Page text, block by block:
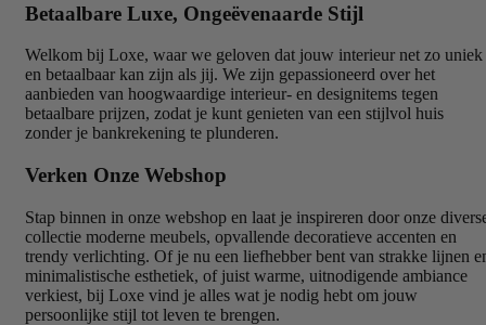
Betaalbare Luxe, Ongeëvenaarde Stijl
Welkom bij Loxe, waar we geloven dat jouw interieur net zo uniek
en betaalbaar kan zijn als jij. We zijn gepassioneerd over het
aanbieden van hoogwaardige interieur- en designitems tegen
betaalbare prijzen, zodat je kunt genieten van een stijlvol huis
zonder je bankrekening te plunderen.
Verken Onze Webshop
Stap binnen in onze webshop en laat je inspireren door onze
collectie moderne meubels, opvallende decoratieve accenten en
trendy verlichting. Of je nu een liefhebber bent van strakke lijnen
minimalistische esthetiek, of juist warme, uitnodigende ambiance
verkiest, bij Loxe vind je alles wat je nodig hebt om jouw
persoonlijke stijl tot leven te brengen.